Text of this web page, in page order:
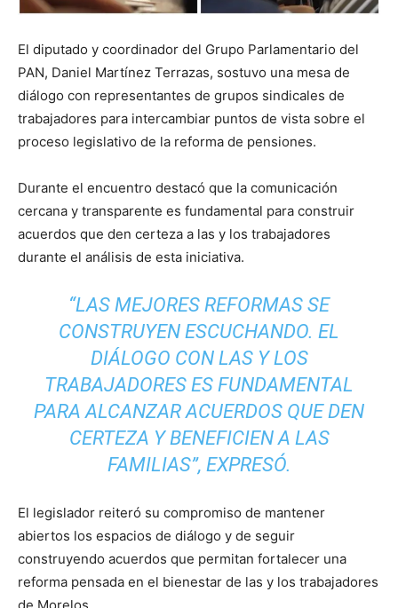
El diputado y coordinador del Grupo Parlamentario del
PAN, Daniel Martínez Terrazas, sostuvo una mesa de
diálogo con representantes de grupos sindicales de
trabajadores para intercambiar puntos de vista sobre el
proceso legislativo de la reforma de pensiones.
Durante el encuentro destacó que la comunicación
cercana y transparente es fundamental para construir
acuerdos que den certeza a las y los trabajadores
durante el análisis de esta iniciativa.
“LAS MEJORES REFORMAS SE
CONSTRUYEN ESCUCHANDO. EL
DIÁLOGO CON LAS Y LOS
TRABAJADORES ES FUNDAMENTAL
PARA ALCANZAR ACUERDOS QUE DEN
CERTEZA Y BENEFICIEN A LAS
FAMILIAS”, EXPRESÓ.
El legislador reiteró su compromiso de mantener
abiertos los espacios de diálogo y de seguir
construyendo acuerdos que permitan fortalecer una
reforma pensada en el bienestar de las y los trabajadores